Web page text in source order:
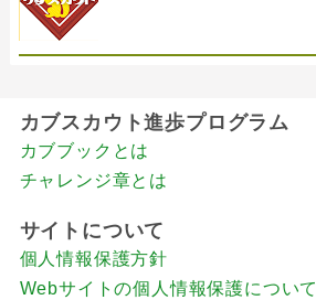
カブスカウト進歩プログラム
カブブックとは
チャレンジ章とは
サイトについて
個人情報保護方針
Webサイトの個人情報保護について